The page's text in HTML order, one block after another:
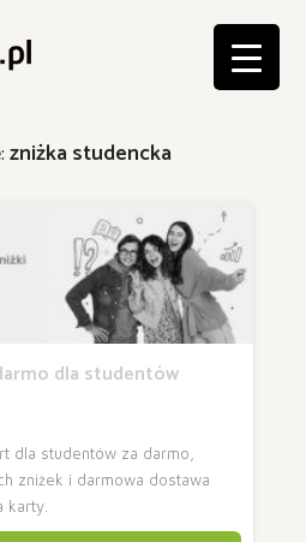
zniżka studencka
dla studentów
dla studentów za darmo,
zniżek i darmowa dostawa
karty.